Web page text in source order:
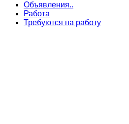
Объявления..
Работа
Требуются на работу